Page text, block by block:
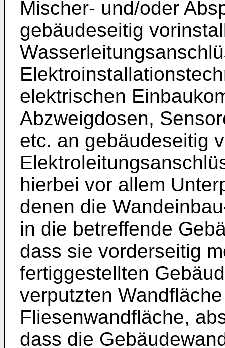
Mischer- und/oder
gebäudeseitig
elektrischen
Abzweigdosen,
etc. an gebäudeseitig
hierbei vor allem
denen die
in die betreffende
dass sie vorderseitig
fertiggestellten
verputzten
Fliesenwandfläche,
dass die